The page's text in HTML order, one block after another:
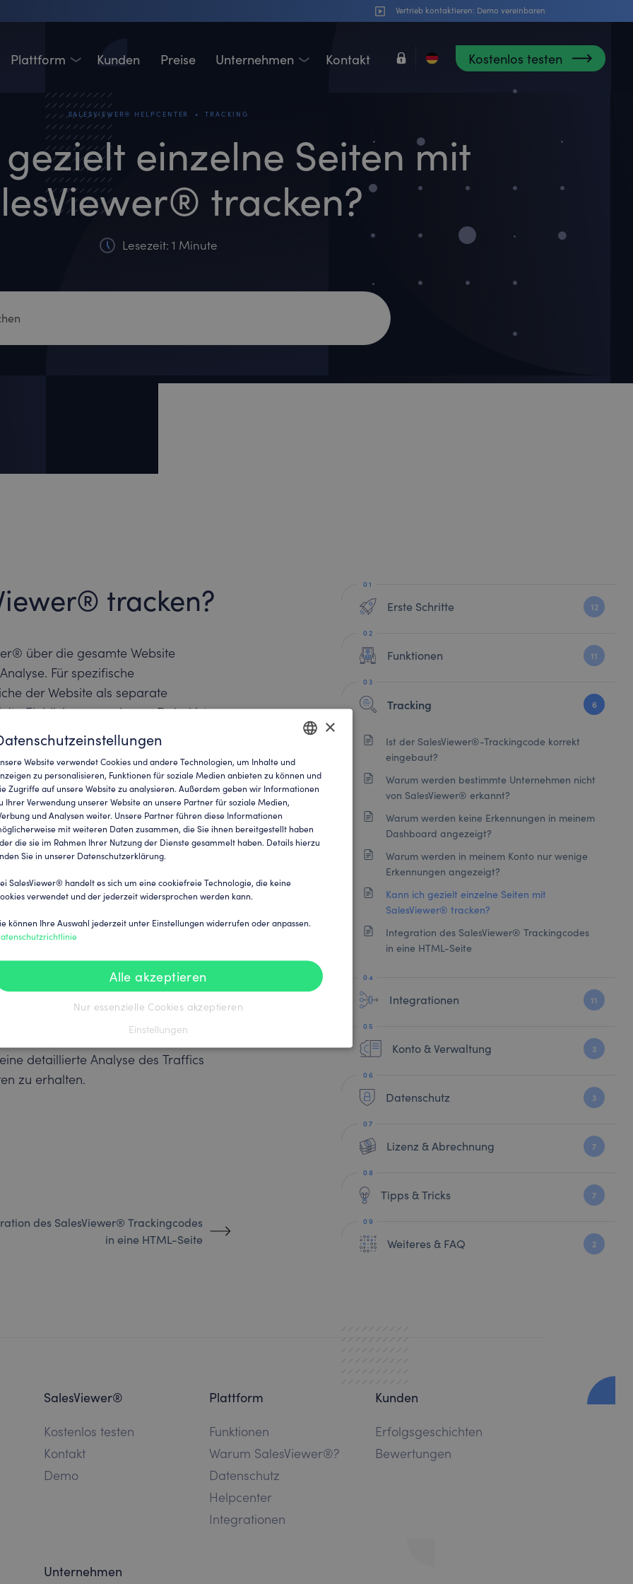
Vertrieb kontaktieren: Demo vereinbaren
Plattform Kunden Preise Unternehmen Kontakt Kostenlos testen
SALESVIEWER® HELPCENTER • TRACKING
einzelne Seiten mit
tracken?
Lesezeit: 1 Minute
Erste Schritte 12
Funktionen 11
Tracking 6
Ist der SalesViewer®-Trackingcode korrekt
eingebaut?
Warum werden bestimmte Unternehmen nicht
von SalesViewer® erkannt?
Warum werden keine Erkennungen in meinem
Dashboard angezeigt?
Warum werden in meinem Konto nur wenige
Erkennungen angezeigt?
Kann ich gezielt einzelne Seiten mit
SalesViewer® tracken?
Integration des SalesViewer® Trackingcodes
in eine HTML-Seite
Integrationen 11
Konto & Verwaltung 3
Datenschutz 3
Lizenz & Abrechnung 7
Tipps & Tricks 7
Weiteres & FAQ 2
tracken?
über die gesamte Website
Für spezifische
der Website als separate
Einblicke zu gewinnen. Dabei ist
um relevante und
empfiehlt es sich, den
implementieren. Diese
Traffic und die User Journey
über das Besucherverhalten,
wurden, ist entscheidend für
nutzen
kann es sinnvoll sein,
einzusetzen. Sie können
detaillierte Analyse des Traffics
zu erhalten.
des SalesViewer® Trackingcodes
in eine HTML-Seite
SalesViewer®
Kostenlos testen
Kontakt
Demo
Plattform
Funktionen
Warum SalesViewer®?
Datenschutz
Helpcenter
Integrationen
Kunden
Erfolgsgeschichten
Bewertungen
Unternehmen
ENGLISH
GERMAN
×
Website verwendet Cookies und andere Technologien, um Inhalte und
zu personalisieren, Funktionen für soziale Medien anbieten zu können und
Zugriffe auf unsere Website zu analysieren. Außerdem geben wir Informationen
Ihrer Verwendung unserer Website an unsere Partner für soziale Medien,
und Analysen weiter. Unsere Partner führen diese Informationen
mit weiteren Daten zusammen, die Sie ihnen bereitgestellt haben
die sie im Rahmen Ihrer Nutzung der Dienste gesammelt haben. Details hierzu
Sie in unserer Datenschutzerklärung.
SalesViewer® handelt es sich um eine cookiefreie Technologie, die keine
verwendet und der jederzeit widersprochen werden kann.
können Ihre Auswahl jederzeit unter Einstellungen widerrufen oder anpassen.
Alle akzeptieren
Nur essenzielle Cookies akzeptieren
Einstellungen